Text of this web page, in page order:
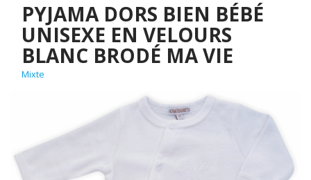
PYJAMA DORS BIEN BÉBÉ
UNISEXE EN VELOURS
BLANC BRODÉ MA VIE
Mixte